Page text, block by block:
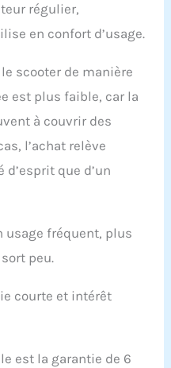
régulier,
en confort d’usage.
scooter de manière
est plus faible, car la
à couvrir des
l’achat relève
que d’un
usage fréquent, plus
peu.
courte et intérêt
est la garantie de 6